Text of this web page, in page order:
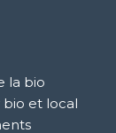
la bio
et local